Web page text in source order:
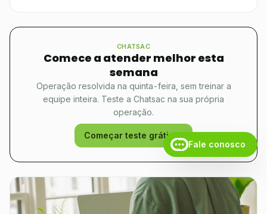
CHATSAC
Comece a atender melhor esta
semana
Operação resolvida na quinta-feira, sem treinar a
equipe inteira. Teste a Chatsac na sua própria
operação.
Começar teste grátis
Fale conosco